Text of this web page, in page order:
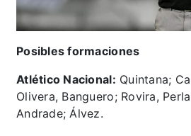
Posibles formaciones
Atlético Nacional: Quintana;
Olivera, Banguero; Rovira,
Andrade; Álvez.